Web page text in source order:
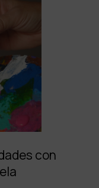
con